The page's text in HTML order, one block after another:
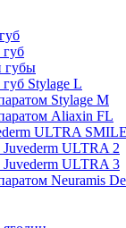
губ
губы
Stylage L
Stylage M
Aliaxin FL
ULTRA
Juvederm ULTRA 2
Juvederm ULTRA 3
Neuramis